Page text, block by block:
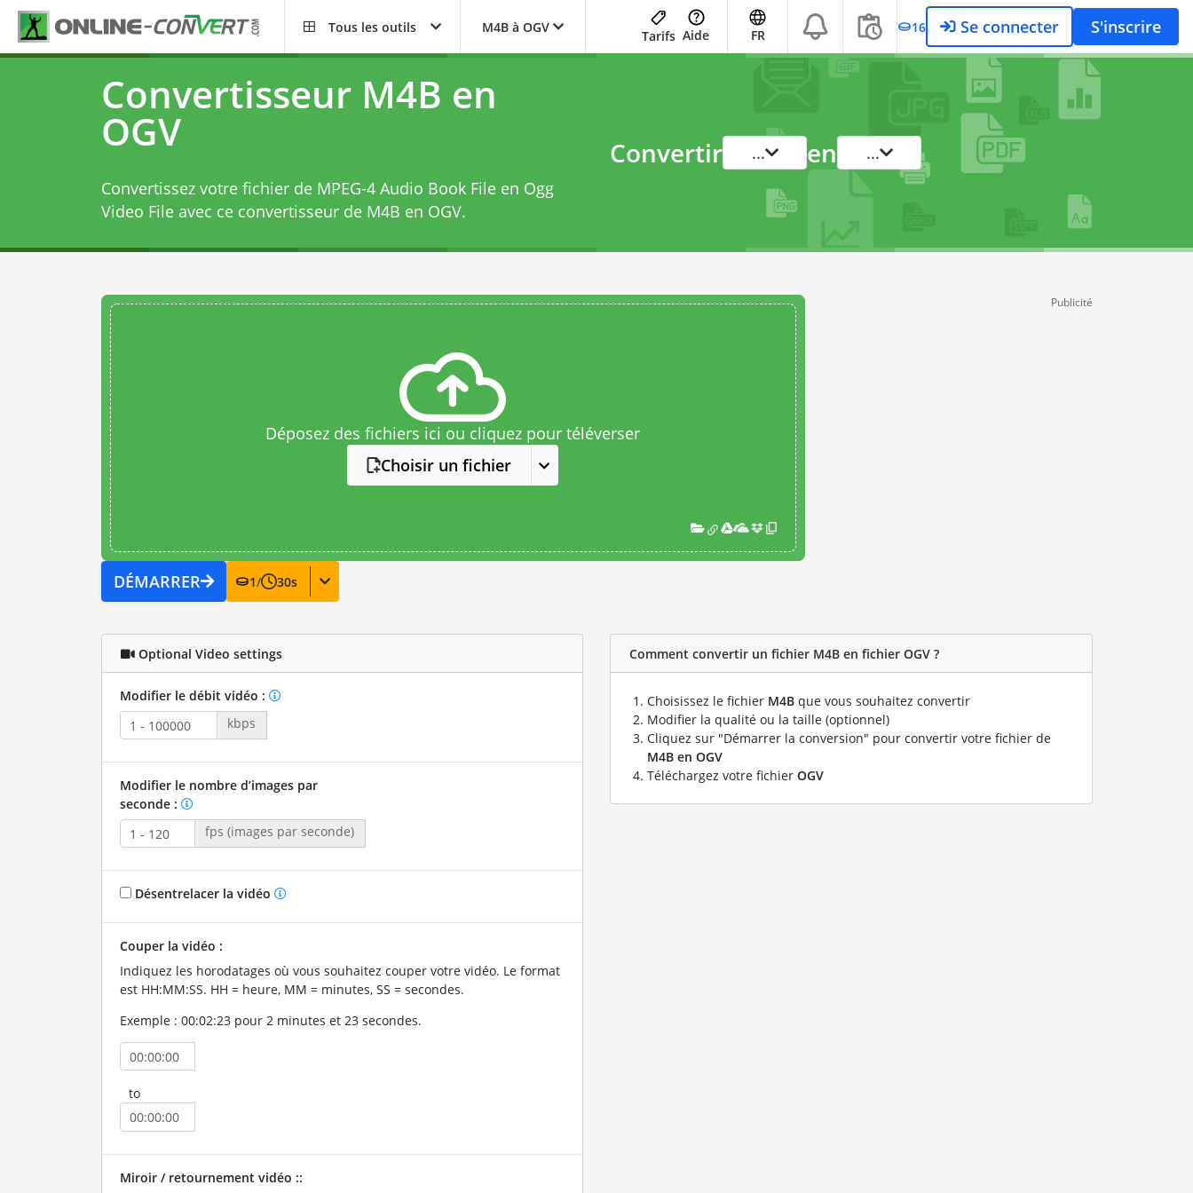
Tous les outils M4B à OGV
Tarifs Aide FR 16 Se connecter S'inscrire
Convertisseur M4B en
OGV
Convertissez votre fichier de MPEG-4 Audio Book File en Ogg
Video File avec ce convertisseur de M4B en OGV.
Convertir ... en ...
Déposez des fichiers ici ou cliquez pour téléverser
Choisir un fichier
DÉMARRER 1/ 30s
Publicité
Optional Video settings
Modifier le débit vidéo :
kbps
Modifier le nombre d’images par
seconde :
fps (images par seconde)
Désentrelacer la vidéo
Couper la vidéo :
Indiquez les horodatages où vous souhaitez couper votre vidéo. Le format
est HH:MM:SS. HH = heure, MM = minutes, SS = secondes.
Exemple : 00:02:23 pour 2 minutes et 23 secondes.
to
Miroir / retournement vidéo ::
Comment convertir un fichier M4B en fichier OGV ?
Choisissez le fichier M4B que vous souhaitez convertir
Modifier la qualité ou la taille (optionnel)
Cliquez sur "Démarrer la conversion" pour convertir votre fichier de
M4B en OGV
Téléchargez votre fichier OGV